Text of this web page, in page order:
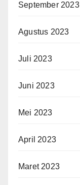
September 2023
Agustus 2023
Juli 2023
Juni 2023
Mei 2023
April 2023
Maret 2023